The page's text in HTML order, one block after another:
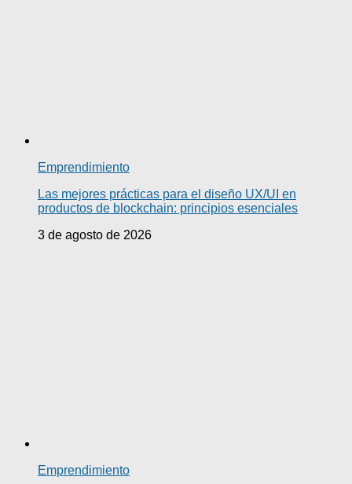
Emprendimiento
Las mejores prácticas para el diseño UX/UI en
productos de blockchain: principios esenciales
3 de agosto de 2026
Emprendimiento